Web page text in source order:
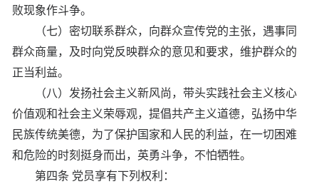
败现象作斗争。
（七）密切联系群众，向群众宣传党的主张，遇事同
群众商量，及时向党反映群众的意见和要求，维护群众的
正当利益。
（八）发扬社会主义新风尚，带头实践社会主义核心
价值观和社会主义荣辱观，提倡共产主义道德，弘扬中华
民族传统美德，为了保护国家和人民的利益，在一切困难
和危险的时刻挺身而出，英勇斗争，不怕牺牲。
第四条 党员享有下列权利：